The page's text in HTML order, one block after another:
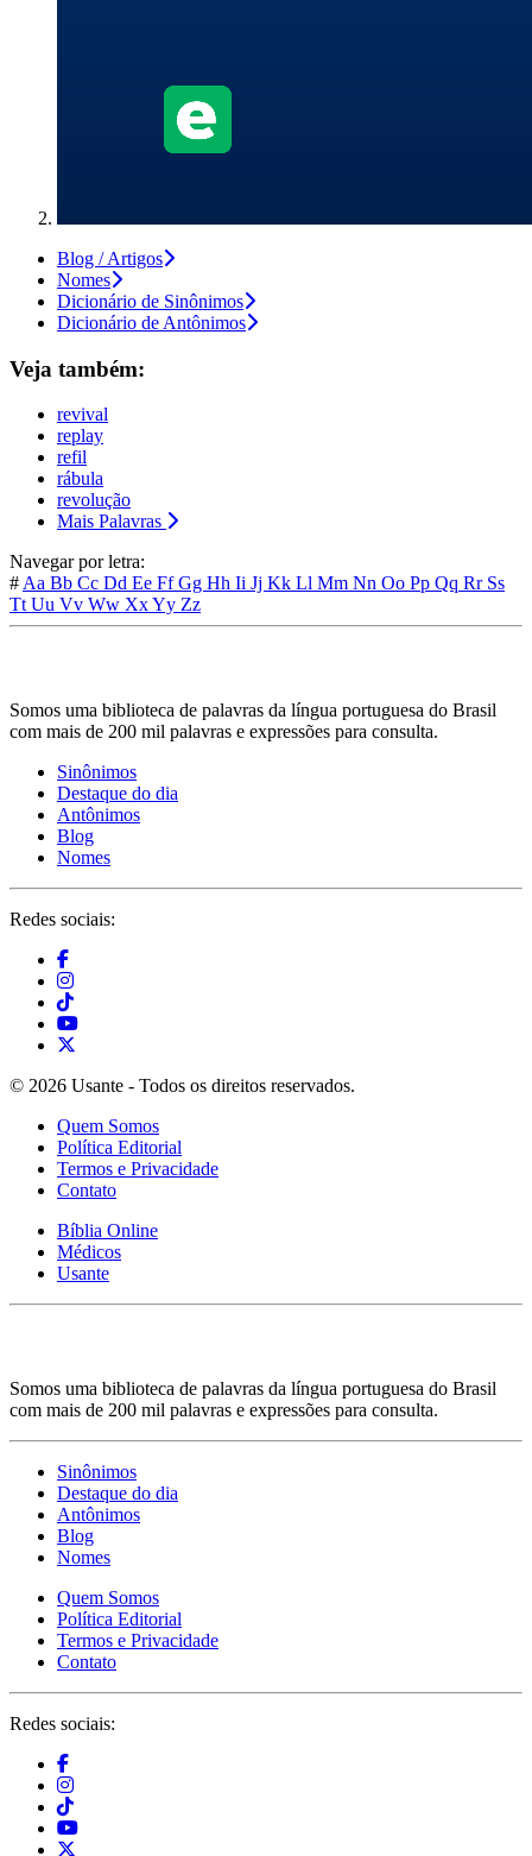
Blog / Artigos
Nomes
Dicionário de Sinônimos
Dicionário de Antônimos
Veja também:
revival
replay
refil
rábula
revolução
Mais Palavras
Navegar por letra:
#Aa Bb Cc Dd Ee FfGg Hh Ii Jj Kk Ll Mm Nn Oo Pp Qq Rr Ss
TtUu Vv Ww XxYy Zz
Somos uma biblioteca de palavras da língua portuguesa do Brasil
com mais de 200 mil palavras e expressões para consulta.
Sinônimos
Destaque do dia
Antônimos
Blog
Nomes
Redes sociais:
© 2026 Usante - Todos os direitos reservados.
Quem Somos
Política Editorial
Termos e Privacidade
Contato
Bíblia Online
Médicos
Usante
Somos uma biblioteca de palavras da língua portuguesa do Brasil
com mais de 200 mil palavras e expressões para consulta.
Sinônimos
Destaque do dia
Antônimos
Blog
Nomes
Quem Somos
Política Editorial
Termos e Privacidade
Contato
Redes sociais: